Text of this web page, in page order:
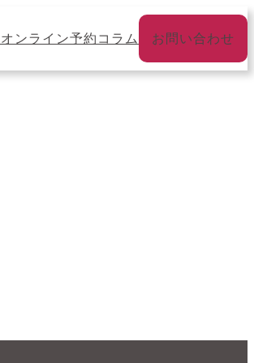
オンライン予約 コラム お問い合わせ